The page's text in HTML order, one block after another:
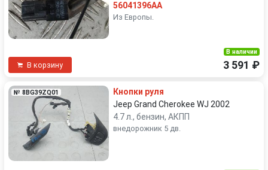
56041396AA
Из Европы.
В корзину
В наличии
3 591 ₽
№ 8BG39ZQ01
Кнопки руля
Jeep Grand Cherokee WJ 2002
4.7 л., бензин, АКПП
внедорожник 5 дв.